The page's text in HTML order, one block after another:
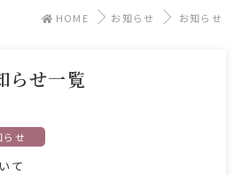
HOME お知らせ お知らせ
らせ一覧
らせ
て